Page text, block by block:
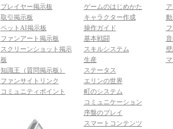
プレイヤー掲示板
取引掲示板
ペットAI掲示板
ファンアート掲示板
スクリーンショット掲示
板
知識王（質問掲示板）
ファンサイトリンク
コミュニティポイント
ゲームのはじめかた
キャラクター作成
操作ガイド
基本戦闘
スキルシステム
生産
ステータス
エリンの世界
町のシステム
コミュニケーション
序盤のプレイ
スマートコンテンツ